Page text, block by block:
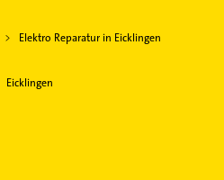
Elektro Reparatur in Eicklingen
Eicklingen